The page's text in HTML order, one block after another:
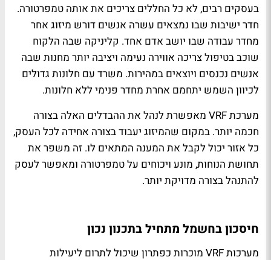
בעסקים רבים, לא כל החללים צריכים את אותה טמפרטורה.
חדר ישיבות שבו נמצאים עשרה אנשים דורש מיזוג אחר
מחדר עבודה שבו יושב אדם אחד. קליניקה שבה הלקוח
שוכב בטיפול צריכה אווירה נעימה ויציבה יותר מחנות שבה
אנשים נכנסים ויוצאים במהירות. משרד עם חלונות גדולים
לכיוון השמש יתחמם אחרת מחדר פנימי ללא חלונות.
מערכת VRF מאפשרת לנהל את ההבדלים האלה בצורה
חכמה יותר. במקום שהמיזוג יעבוד בצורה אחידה לכל העסק,
כל אזור יכול לקבל את המענה המתאים לו. זה משפר את
תחושת הנוחות, מונע ויכוחים על טמפרטורה ומאפשר לעסק
להתנהל בצורה מדויקת יותר.
חיסכון בחשמל מתחיל בתכנון נכון
מערכות VRF מוכרות כפתרון שיכול לתרום ליעילות